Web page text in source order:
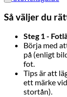
Så väljer du
Steg 1 -
Börja med
på (enligt
fot.
Tips är att
ett märke
stortån).